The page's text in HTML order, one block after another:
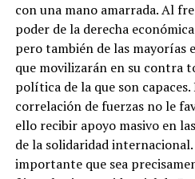
con una mano amarrada. Al
poder de la derecha
pero también de las mayorías
que movilizarán en su contra
política de la que son capaces.
correlación de fuerzas no le
ello recibir apoyo masivo en
de la solidaridad
importante que sea